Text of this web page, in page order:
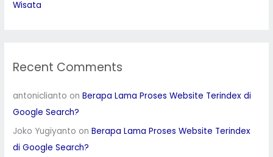
Wisata
Recent Comments
antoniclianto onBerapa Lama Proses Website Terindex di
Google Search?
Joko Yugiyanto onBerapa Lama Proses Website Terindex
di Google Search?